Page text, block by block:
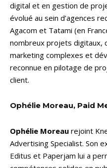
digital et en gestion de
évolué au sein d’agences
Agacom et Tatami (en
nombreux projets digitaux,
marketing complexes et
reconnue en pilotage de
client.
Ophélie Moreau, Paid
Ophélie Moreau rejoint
Advertising Specialist. Son
Editus et Paperjam lui a